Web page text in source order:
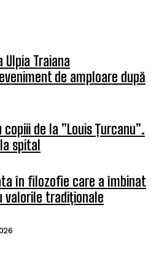
Traiana
de amploare după
de la ”Louis Țurcanu”.
spital
în filozofie care a îmbinat
valorile tradiționale